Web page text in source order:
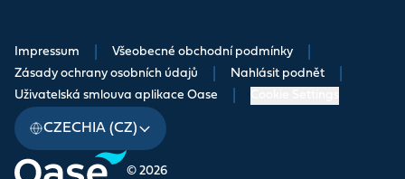
© 2026
Impressum Všeobecné obchodní podmínky
Zásady ochrany osobních údajů Nahlásit podnět
Uživatelská smlouva aplikace Oase
CZECHIA (CZ)